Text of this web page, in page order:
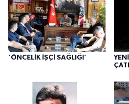
‘ÖNCELİK İŞÇİ SAĞLIĞI’